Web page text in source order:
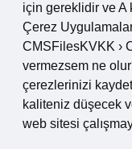
için gereklidir ve A
Çerez
CMSFilesKVKK ›
vermezsem ne
çerezlerinizi
kaliteniz düşecek
web sitesi